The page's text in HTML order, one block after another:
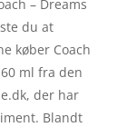
– Dreams
du at
køber Coach
ml fra den
der har
Blandt